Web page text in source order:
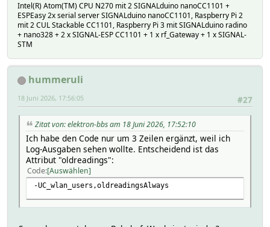
Intel(R) Atom(TM) CPU N270 mit 2 SIGNALduino nanoCC1101 +
ESPEasy 2x serial server SIGNALduino nanoCC1101, Raspberry Pi 2
mit 2 CUL Stackable CC1101, Raspberry Pi 3 mit SIGNALduino radino
+ nano328 + 2 x SIGNAL-ESP CC1101 + 1 x rf_Gateway + 1 x SIGNAL-
STM
hummeruli
#27
18 Juni 2026, 17:56:05
Zitat von: elektron-bbs am 18 Juni 2026, 17:52:10
Ich habe den Code nur um 3 Zeilen ergänzt, weil ich
Log-Ausgaben sehen wollte. Entscheidend ist das
Attribut "oldreadings":
Code Auswählen
-UC_wlan_users,oldreadingsAlways